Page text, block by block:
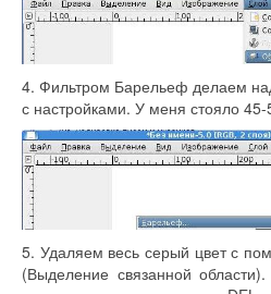
4. Фильтром Барельеф делаем
с настройками. У меня стояло 45-
5. Удаляем весь серый цвет с
(Выделение связанной